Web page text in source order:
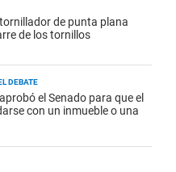
de punta plana
de los tornillos
DEBATE
el Senado para que el
con un inmueble o una